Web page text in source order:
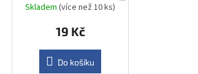
Skladem(více než 10 ks)
19 Kč
Do košíku